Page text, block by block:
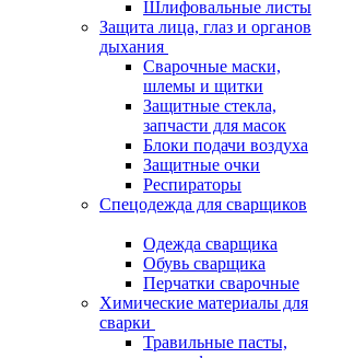
Шлифовальные листы
Защита лица, глаз и органов
дыхания
Сварочные маски,
шлемы и щитки
Защитные стекла,
запчасти для масок
Блоки подачи воздуха
Защитные очки
Респираторы
Спецодежда для сварщиков
Одежда сварщика
Обувь сварщика
Перчатки сварочные
Химические материалы для
сварки
Травильные пасты,